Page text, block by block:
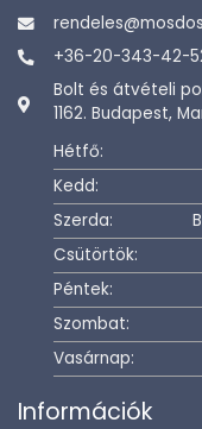
+36-20-343-42-
Bolt és átvételi
1162. Budapest,
Hétfő:
Kedd:
Szerda:
Csütörtök:
Péntek:
Szombat:
Vasárnap:
Információk